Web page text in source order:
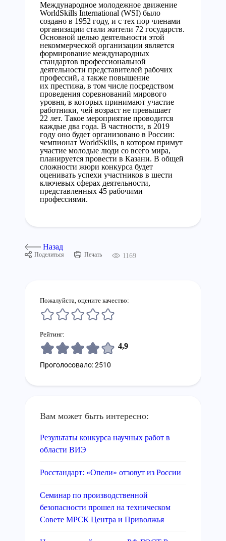
Международное молодежное движение
WorldSkills International (WSI) было
создано в 1952 году, и с тех пор членами
организации стали жители 72 государств.
Основной целью деятельности этой
некоммерческой организации является
формирование международных
стандартов профессиональной
деятельности представителей рабочих
профессий, а также повышение
их престижа, в том числе посредством
проведения соревнований мирового
уровня, в которых принимают участие
работники, чей возраст не превышает
22 лет. Такое мероприятие проводится
каждые два года. В частности, в 2019
году оно будет организовано в России:
чемпионат WorldSkills, в котором примут
участие молодые люди со всего мира,
планируется провести в Казани. В общей
сложности жюри конкурса будет
оценивать успехи участников в шести
ключевых сферах деятельности,
представленных 45 рабочими
профессиями.
Назад
Поделиться Печать 1169
Пожалуйста, оцените качество:
Рейтинг:
4,9
Проголосовало: 2510
Вам может быть интересно:
Результаты конкурса научных работ в
области ВИЭ
Росстандарт: «Опели» отзовут из России
Семинар по производственной
безопасности прошел на техническом
Совете МРСК Центра и Приволжья